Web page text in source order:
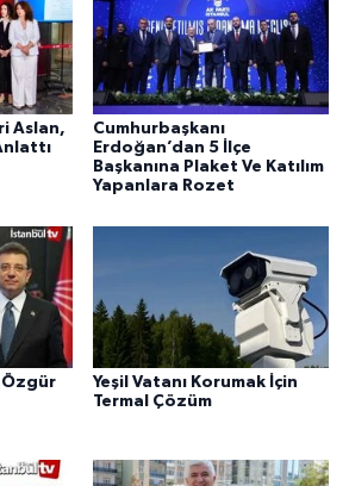
Aslan,
Cumhurbaşkanı
Erdoğan’dan 5 İlçe
Başkanına Plaket Ve Katılım
Yapanlara Rozet
Özgür
Yeşil Vatanı Korumak İçin
Termal Çözüm